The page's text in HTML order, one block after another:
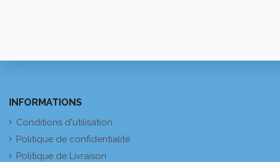
INFORMATIONS
Conditions d'utilisation
Politique de confidentialité
Politique de Livraison